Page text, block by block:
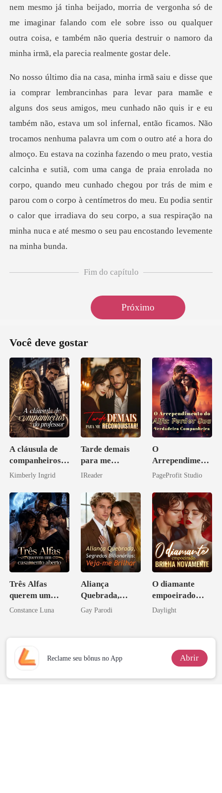
camos. Não
trocamos nenhuma palavra um com o outro até a hora do
almoço. Eu estava na cozinha fazendo o meu prato, vestia
calcinha e sutiã, com uma canga de praia enrolada no
corpo, quando meu cunhado ch
Fim do capítulo
Próximo
Você deve gostar
A cláusula de
companheiros
do professor
Kimberly Ingrid
Tarde demais
para me
reconquistar!
IReader
O
Arrependiment
o do Alfa:
Verdadeira
Companheira
PageProfit Studio
Três Alfas
querem um
casamento
Constance Luna
Aliança
Quebrada,
Segredos
Gay Parodi
O diamante
empoeirado
brilha
Daylight
Reclame seu bônus no App Abrir